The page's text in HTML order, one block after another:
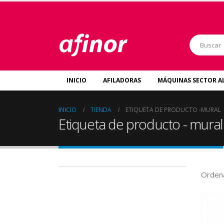
INICIO AFILADORAS MÁQUINAS SECTOR
INICIO TIENDA ETIQUETA DE PRODUCTO -MURAL
Etiqueta de producto - mural